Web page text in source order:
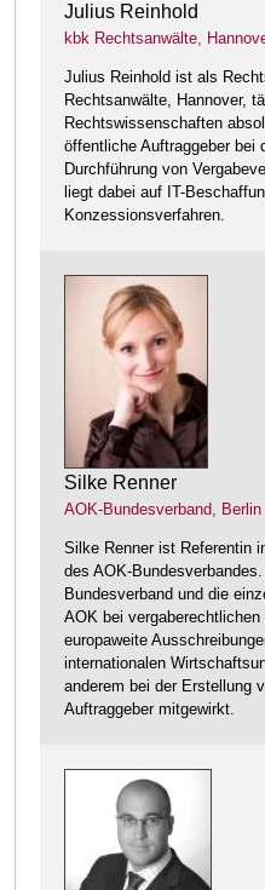
Julius Reinhold
kbk Rechtsanwälte,
Julius Reinhold ist als
Rechtsanwälte, Hannover,
Rechtswissenschaften
öffentliche Auftraggeber bei
Durchführung von
liegt dabei auf IT-
Konzessionsverfahren.
Silke Renner
AOK-Bundesverband, Berlin
Silke Renner ist Referentin
des AOK-
Bundesverband und die
AOK bei
europaweite
internationalen
anderem bei der Erstellung
Auftraggeber mitgewirkt.